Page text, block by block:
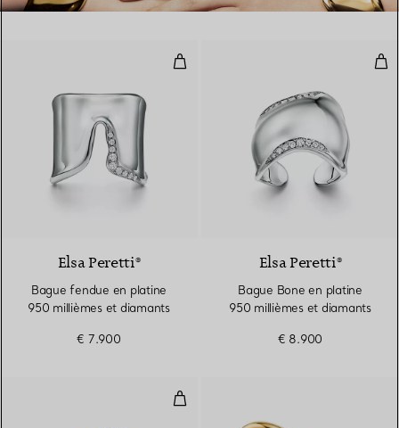
Bague fendue en platine 950
Elsa Peretti®
Bague fendue en platine
950 millièmes et diamants
€ 7.900
Elsa Peretti®
Bague Bone en platine
950 millièmes et diamants
€ 8.900
Bague Bone en or jaune 18